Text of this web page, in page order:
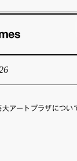
大アートプラザについ